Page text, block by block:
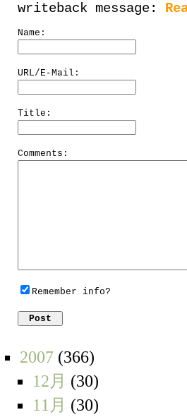
writeback message:
Name:
URL/E-Mail:
Title:
Comments:
Remember info?
2007 (366)
12月 (30)
11月 (30)